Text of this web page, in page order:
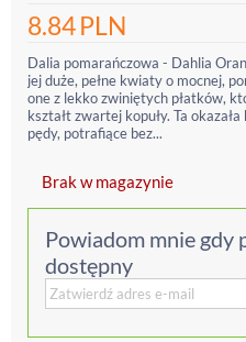
8.84PLN
Dalia pomarańczowa - Dahlia
jej duże, pełne kwiaty o mocnej,
one z lekko zwiniętych płatków,
kształt zwartej kopuły. Ta
pędy, potrafiące bez...
Brak w magazynie
Powiadom mnie gdy
dostępny